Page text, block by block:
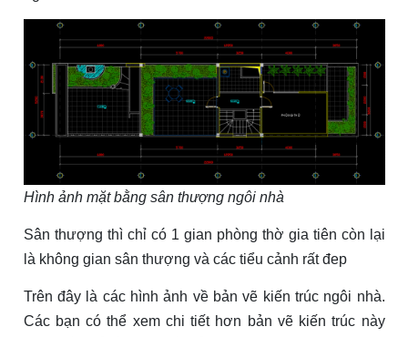
Hình ảnh mặt bằng sân thượng ngôi nhà
Sân thượng thì chỉ có 1 gian phòng thờ gia tiên còn lại
là không gian sân thượng và các tiểu cảnh rất đep
Trên đây là các hình ảnh về bản vẽ kiến trúc ngôi nhà.
Các bạn có thể xem chi tiết hơn bản vẽ kiến trúc này